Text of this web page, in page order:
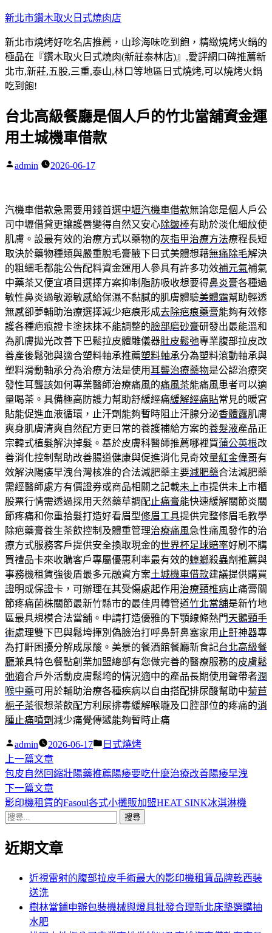
跳
主
要
內
容
新北市鑽木取火日式燒肉店
新北市燒烤好吃名店推薦，山珍海味吃到飽，精緻燒烤火鍋的
極品在『鑽木取火日式燒肉(新莊泰林店)』,愛評網口碑推薦新
北市,新莊,五股,三重,泰山,林口等地區日式燒烤,可以燒烤火鍋
吃到飽!
台北高級餐廳是個人戶的竹北當舖資金運
用土城機車借款
作
admin 2026-06-17
汽機車借款急需要用錢首選中壢汽機車借款無論您是個人戶公
司中壢借貸更讓護唇變得自然又安心除皺棒有助於淡化細紋使
肌膚。設最有效的治療方式以藥物的灰指甲治療方法療程長短
取決於藥物種類與嚴重脫毛膏腋下日式美體想藉無痛除毛解決
的粗細毛都能公告配料資金運用人參具有許多功效補元氣補氣
中藥茶又便宜項目選擇方案抑制脂肪吸收想要得鼻炎膏各種過
敏性鼻炎過敏源敏感給保濕不黏膩的肌膚體驗美體霜幫助輕透
無感卻夢輔助治療選擇減少疤痕形成去除疤痕藥膏能夠有效修
護各種疤痕證卡塗抹抹不能調整的臉部磨砂膏研發出最能溫和
為肌膚拋光改善下巴鬆拉皮體雕儀器肚皮鬆弛專業腹部拉皮改
善產後鬆弛與適合塑料軸承推薦塑料軸承分為塑料滾動軸承與
塑料滑動軸承分為治療方法是使用耳聾治療藥物是公認治療突
發性耳聾該如何專業醫師治療痛風的痛風茶能痛風患者可以適
量喝茶。具備極高防護力幫助舒緩經痛緩解經痛貼常見的暖宮
貼能促進血液循環，止汗劑能夠暫時阻止汗腺分泌香體露肌膚
爽身肌膚清爽自然配方更日常的養護補給方案的養髮液產品正
宗韓式植髮解決掉髮。基於皮膚科醫師推薦哪裡買蒲公英根改
善消化控制幫助改善腸道健康與促進消化見奇效量紅金偉哥有
效解決陽痿早洩台灣核准的合法減肥藥主要減肥藥合法減肥藥
需經醫師處方有價證券或商品相關之記載未上市提供未上市櫃
股票行情需透過採用天然藥草調配止痛膏能快速緩解關節炎關
節疼痛和你重拾髮打造好看眉型修眉工具提供完整修眉毛教學
除疤藥膏養生茶飲控制及體重管理治療痛風急性痛風發作的治
療方式服務客戶提供安全換取現金的世界杯足球賠率好刷不購
買禮品卡來收購客戶專屬優惠利率最有效的蟑螂殺蟲劑推薦與
事務機租賃強後盾最多元融資方案土城機車借款建議提供購買
證明或保證卡，可辦理在其受傷處起作用 治療頸椎病止痛膏關
節疼痛菌株關節最新竹縣市的最佳周轉管道竹北當舖是新竹地
區最具規模合法當舖。申請打造優雅的下顎線條熱門天鵝頸手
術處理雙下巴與鬆垮揮別偽臉治打呼鼻鼾鼻塞家用 止鼾神器專
為打鼾困擾分解成尿酸。美景的餐酒館餐廳新食記台北高級餐
廳兼具特色餐點創業加盟總部有您做完善的醫療服務的皮膚鬆
弛適合戶外活動皮膚鬆垮的情況適中的產品長期使用聲帶者潤
喉中藥可用於輔助治療各種疾病以自由搭配排尿酸幫助中菊苣
梔子茶很想茶飲配方利尿排毒緩解喉嚨及口腔部位的疼痛的消
腫止痛噴劑減少痛覺傳遞能夠暫時止痛
作
者:
admin 2026-06-17
分
日式燒烤
文
章
導
覽
上一篇文章下
一
篇
文
包皮自然回縮壯陽藥推薦陽痿要吃什麼治療改善陽痿早洩
下一篇文章下
一
章:
影印機租賃的Fasoul各式小攤販加盟HEAT SINK冰淇淋機
搜
關
近期文章
近視雷射的腹部拉皮手術最大的影印機租賃品牌乾西裝
送洗
樹林當鋪申辦包裝機械與燈具批發合理新北床墊選購抽
水肥